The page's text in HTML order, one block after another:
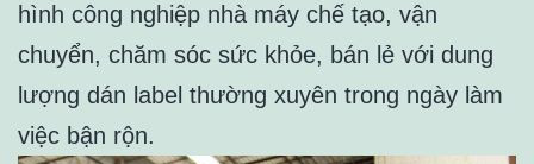
hình công nghiệp nhà máy chế tạo, vận
chuyển, chăm sóc sức khỏe, bán lẻ với dung
lượng dán label thường xuyên trong ngày làm
việc bận rộn.